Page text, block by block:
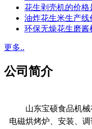
花生剥壳机的价格
油炸花生米生产线
环保无燥花生磨酱
更多..
公司简介
山东宝硕食品机械
电磁烘烤炉、安装、